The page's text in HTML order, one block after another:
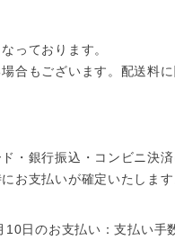
っております。
合もございます。配送料
・銀行振込・コンビニ決
お支払いが確定いたします
10日のお支払い：支払い手